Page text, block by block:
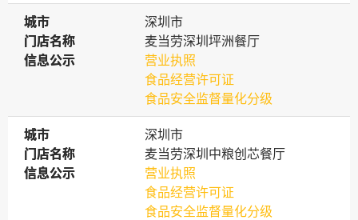
城市
城市
深圳市
门店名称
门店名称
麦当劳深圳坪洲餐厅
信息公示
信息公示
营业执照
食品经营许可证
食品安全监督量化分级
城市
城市
深圳市
门店名称
门店名称
麦当劳深圳中粮创芯餐厅
信息公示
信息公示
营业执照
食品经营许可证
食品安全监督量化分级